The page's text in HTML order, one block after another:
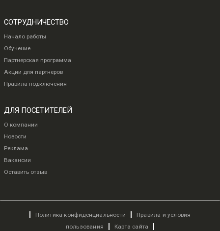
СОТРУДНИЧЕСТВО
Начало работы
Обучение
Партнерская программа
Акции для партнеров
Правила подключения
ДЛЯ ПОСЕТИТЕЛЕЙ
О компании
Новости
Реклама
Вакансии
Оставить отзыв
Политика конфиденциальности
Правила и условия
пользования
Карта сайта